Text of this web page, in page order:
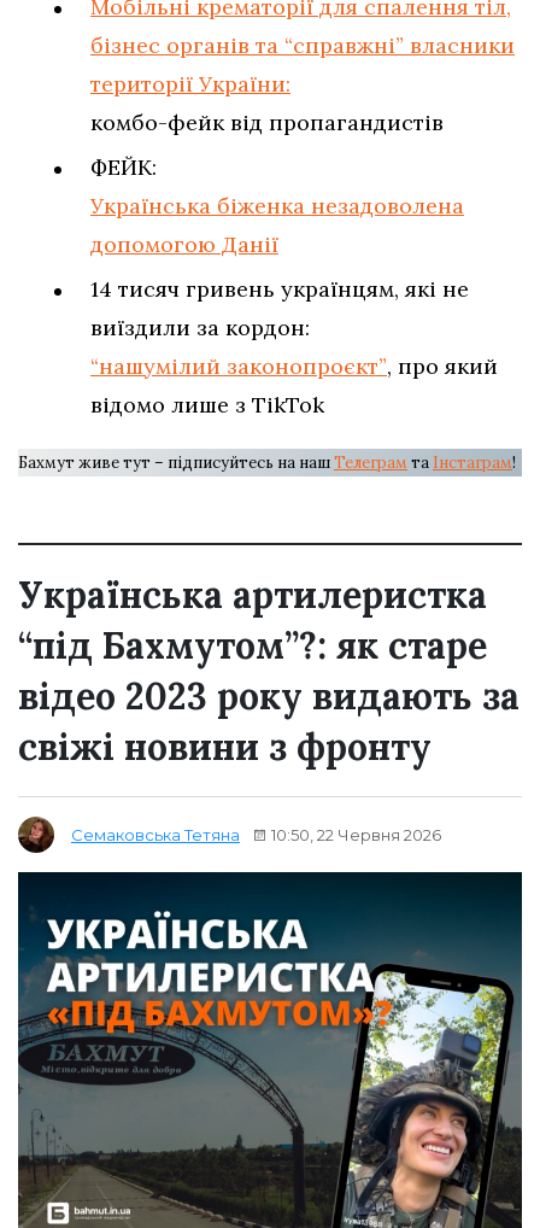
Мобільні крематорії для спалення тіл,
бізнес органів та “справжні” власники
території України:
комбо-фейк від пропагандистів
ФЕЙК:
Українська біженка незадоволена
допомогою Данії
14 тисяч гривень українцям, які не
виїздили за кордон:
“нашумілий законопроєкт”, про який
відомо лише з TikTok
Бахмут живе тут – підписуйтесь на нашТелеграм та Інстаграм!
Українська артилеристка
“під Бахмутом”?: як старе
відео 2023 року видають за
свіжі новини з фронту
Семаковська Тетяна 10:50, 22 Червня 2026